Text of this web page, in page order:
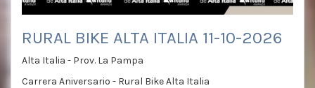
RURAL BIKE ALTA ITALIA 11-10-2026
Alta Italia - Prov. La Pampa
Carrera Aniversario - Rural Bike Alta Italia